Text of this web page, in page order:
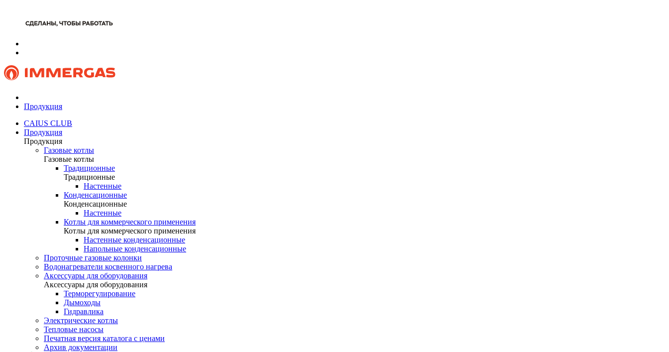
Продукция
CAIUS CLUB
Продукция
Продукция
Газовые котлы
Газовые котлы
Традиционные
Традиционные
Настенные
Конденсационные
Конденсационные
Настенные
Котлы для коммерческого применения
Котлы для коммерческого применения
Настенные конденсационные
Напольные конденсационные
Проточные газовые колонки
Водонагреватели косвенного нагрева
Аксессуары для оборудования
Аксессуары для оборудования
Терморегулирование
Дымоходы
Гидравлика
Электрические котлы
Тепловые насосы
Печатная версия каталога с ценами
Архив документации